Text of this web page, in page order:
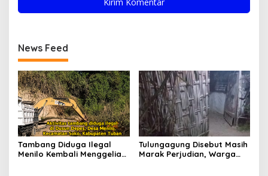
News Feed
Tambang Diduga Ilegal
Menilo Kembali Menggeliat,
Tulungagung Disebut Masih
Marak Perjudian, Warga